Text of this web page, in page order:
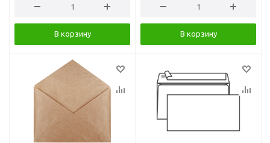
В корзину В корзину